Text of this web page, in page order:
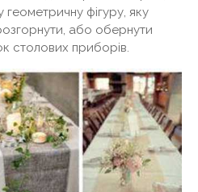
геометричну фігуру, яку
або обернути
столових приборів.